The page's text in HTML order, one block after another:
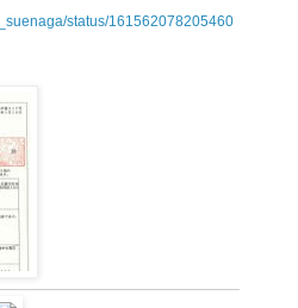
status/161562078205460